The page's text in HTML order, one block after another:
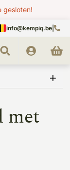
gesloten!
info@kempiq.be
met